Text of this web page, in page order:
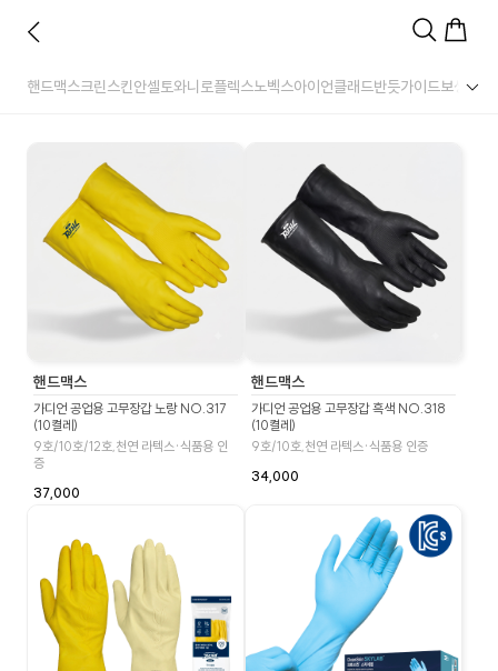
핸드맥스크린스킨안셀토와니로플렉스노벡스아이언클래드반듯가이드보생명진
핸드맥스
가디언 공업용 고무장갑 노랑 NO.317
(10켤레)
9호/10호/12호,천연 라텍스·식품용 인
증
37,000
핸드맥스
가디언 공업용 고무장갑 흑색 NO.318
(10켤레)
9호/10호,천연 라텍스·식품용 인증
34,000